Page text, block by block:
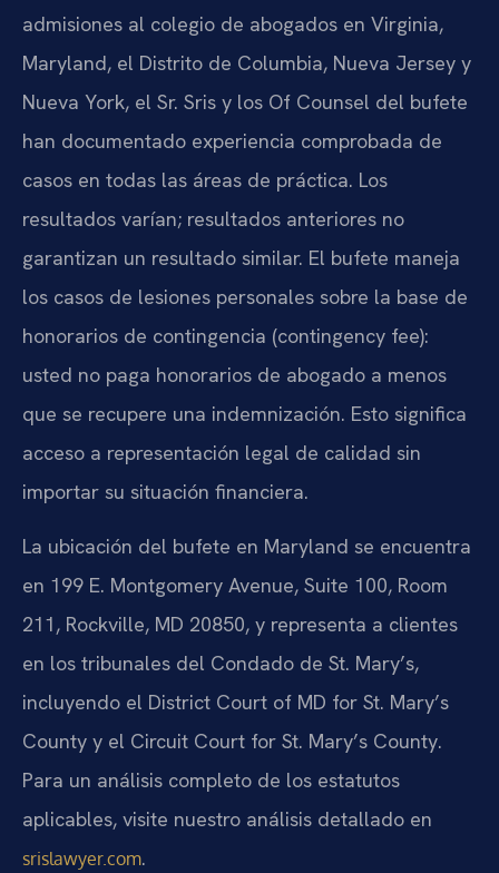
admisiones al colegio de abogados en Virginia,
Maryland, el Distrito de Columbia, Nueva Jersey y
Nueva York, el Sr. Sris y los Of Counsel del bufete
han documentado experiencia comprobada de
casos en todas las áreas de práctica. Los
resultados varían; resultados anteriores no
garantizan un resultado similar. El bufete maneja
los casos de lesiones personales sobre la base de
honorarios de contingencia (contingency fee):
usted no paga honorarios de abogado a menos
que se recupere una indemnización. Esto significa
acceso a representación legal de calidad sin
importar su situación financiera.
La ubicación del bufete en Maryland se encuentra
en 199 E. Montgomery Avenue, Suite 100, Room
211, Rockville, MD 20850, y representa a clientes
en los tribunales del Condado de St. Mary’s,
incluyendo el District Court of MD for St. Mary’s
County y el Circuit Court for St. Mary’s County.
Para un análisis completo de los estatutos
aplicables, visite nuestro análisis detallado en
srislawyer.com.